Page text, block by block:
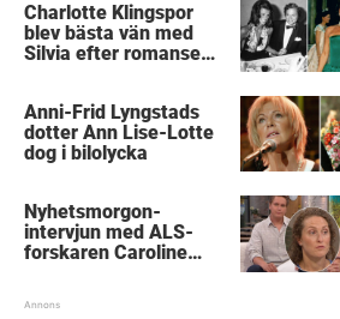
Charlotte Klingspor
blev bästa vän med
Silvia efter romansen
Anni-Frid Lyngstads
dotter Ann Lise-Lotte
dog i bilolycka
Nyhetsmorgon-
intervjun med ALS-
forskaren Caroline